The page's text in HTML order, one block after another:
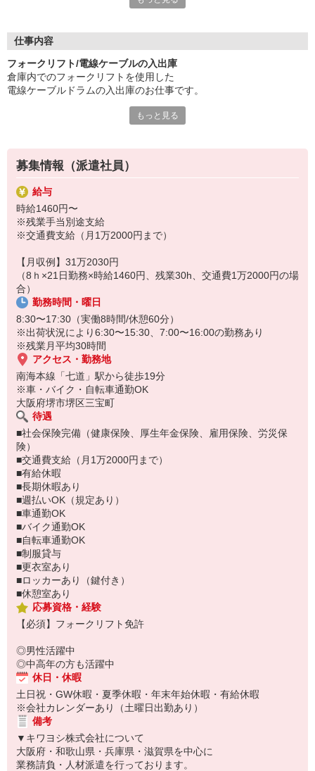
フォローしますので安心してご応募ください！
＜おすすめポイント＞
●メリハリをつけて働けけます
会社カレンダーで土曜日の出勤もありますが、
のほか、GWや夏季、年末年始などの
●月収31万以上も可能
残業は月平均30時間程度と多めですが、
その分【月収31万円以上】の
安定した高収入が目指せます！
●週払いOK
急な出費があった時にも安心です！
●車・バイク・自転車通勤OK
自宅からラクラク通勤ができます！
☆スマホから気軽に受けられる
LINEビデオ面接も随時実施中。
お気軽にお問合せください！
仕事内容
フォークリフト/電線ケーブルの入出庫
倉庫内でのフォークリフトを使用した
電線ケーブルドラムの入出庫のお仕事です。
■構内から製品を移動する積替え作業
など
未経験やブランクがある方でも、
丁寧に教えてフォローします！
★この求人は無期雇用派遣です
もっと見る
募集情報（派遣社員）
給与
時給1460円〜
※残業手当別途支給
※交通費支給（月1万2000円まで）
【月収例】31万2030円
（8ｈ×21日勤務×時給1460円、残業30h、交通費1万2000円の場
合）
勤務時間・曜日
8:30〜17:30（実働8時間/休憩60分）
※出荷状況により6:30〜15:30、7:00〜16:00の勤務あり
※残業月平均30時間
アクセス・勤務地
南海本線「七道」駅から徒歩19分
※車・バイク・自転車通勤OK
大阪府堺市堺区三宝町
待遇
■社会保険完備（健康保険、厚生年金保険、雇用保険、労災保
険）
■交通費支給（月1万2000円まで）
■有給休暇
■長期休暇あり
■週払いOK（規定あり）
■車通勤OK
■バイク通勤OK
■自転車通勤OK
■制服貸与
■更衣室あり
■ロッカーあり（鍵付き）
■休憩室あり
応募資格・経験
【必須】フォークリフト免許
◎男性活躍中
◎中高年の方も活躍中
休日・休暇
土日祝・GW休暇・夏季休暇・年末年始休暇・有給休暇
※会社カレンダーあり（土曜日出勤あり）
備考
▼キワヨシ株式会社について
大阪府・和歌山県・兵庫県・滋賀県を中心に
業務請負・人材派遣を行っております。